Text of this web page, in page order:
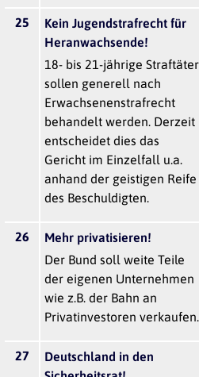
25
Kein Jugendstrafrecht für
Heranwachsende!
18- bis 21-jährige Straftäter
sollen generell nach
Erwachsenenstrafrecht
behandelt werden. Derzeit
entscheidet dies das
Gericht im Einzelfall u.a.
anhand der geistigen Reife
des Beschuldigten.
26
Mehr privatisieren!
Der Bund soll weite Teile
der eigenen Unternehmen
wie z.B. der Bahn an
Privatinvestoren verkaufen.
27
Deutschland in den